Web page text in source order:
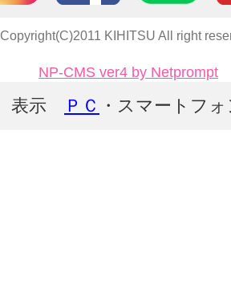
Copyright(C)2011 KIHITSU All right
NP-CMS ver4 by Netprompt
表示 ＰＣ ・スマートフ